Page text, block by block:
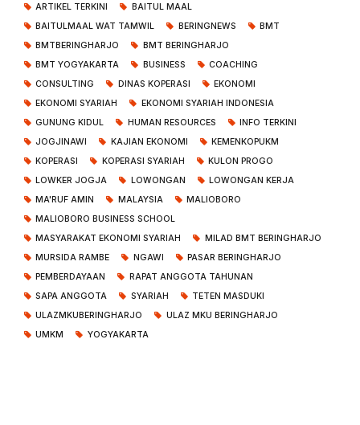
ARTIKEL TERKINI
BAITUL MAAL
BAITULMAAL WAT TAMWIL
BERINGNEWS
BMT
BMTBERINGHARJO
BMT BERINGHARJO
BMT YOGYAKARTA
BUSINESS
COACHING
CONSULTING
DINAS KOPERASI
EKONOMI
EKONOMI SYARIAH
EKONOMI SYARIAH INDONESIA
GUNUNG KIDUL
HUMAN RESOURCES
INFO TERKINI
JOGJINAWI
KAJIAN EKONOMI
KEMENKOPUKM
KOPERASI
KOPERASI SYARIAH
KULON PROGO
LOWKER JOGJA
LOWONGAN
LOWONGAN KERJA
MA'RUF AMIN
MALAYSIA
MALIOBORO
MALIOBORO BUSINESS SCHOOL
MASYARAKAT EKONOMI SYARIAH
MILAD BMT BERINGHARJO
MURSIDA RAMBE
NGAWI
PASAR BERINGHARJO
PEMBERDAYAAN
RAPAT ANGGOTA TAHUNAN
SAPA ANGGOTA
SYARIAH
TETEN MASDUKI
ULAZMKUBERINGHARJO
ULAZ MKU BERINGHARJO
UMKM
YOGYAKARTA